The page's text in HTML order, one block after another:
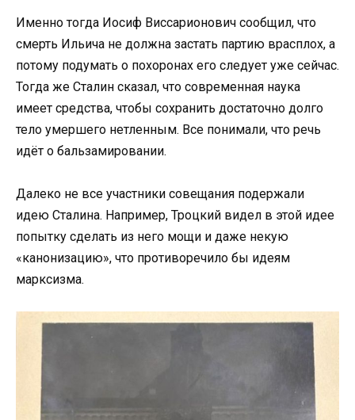
Именно тогда Иосиф Виссарионович сообщил, что
смерть Ильича не должна застать партию врасплох, а
потому подумать о похоронах его следует уже сейчас.
Тогда же Сталин сказал, что современная наука
имеет средства, чтобы сохранить достаточно долго
тело умершего нетленным. Все понимали, что речь
идёт о бальзамировании.
Далеко не все участники совещания подержали
идею Сталина. Например, Троцкий видел в этой идее
попытку сделать из него мощи и даже некую
«канонизацию», что противоречило бы идеям
марксизма.